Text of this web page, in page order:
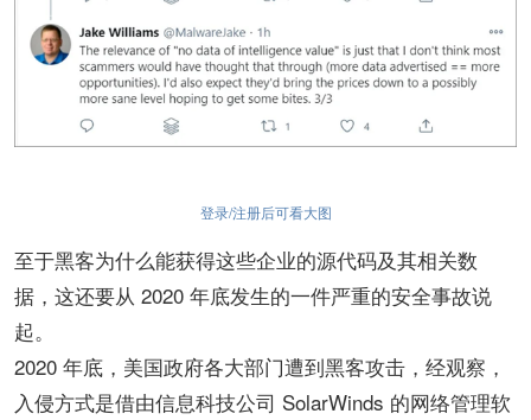
登录/注册后可看大图
至于黑客为什么能获得这些企业的源代码及其相关数
据，这还要从 2020 年底发生的一件严重的安全事故说
起。
2020 年底，美国政府各大部门遭到黑客攻击，经观察，
入侵方式是借由信息科技公司 SolarWinds 的网络管理软